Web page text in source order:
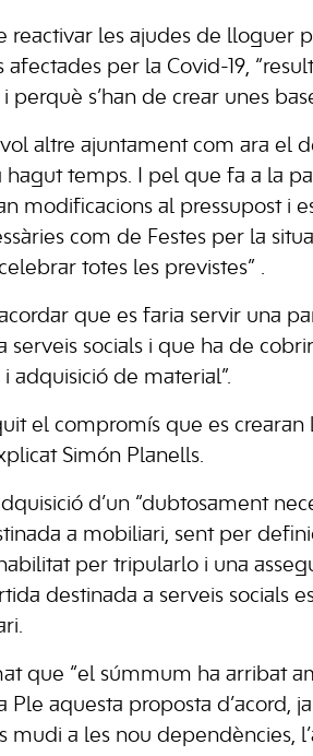
reactivar les ajudes de lloguer
per la Covid-19,
s’han de crear unes
altre ajuntament com ara el
temps. I pel que fa a la
modificacions al pressupost i
com de Festes per la
totes les previstes” .
que es faria servir una
serveis socials i que ha de
adquisició de material”.
el compromís que es crearan
Simón Planells.
d’un “dubtosament
a mobiliari, sent per
per tripularlo i una
destinada a serveis socials
que “el súmmum ha arribat
aquesta proposta d’acord,
mudi a les nou dependències,